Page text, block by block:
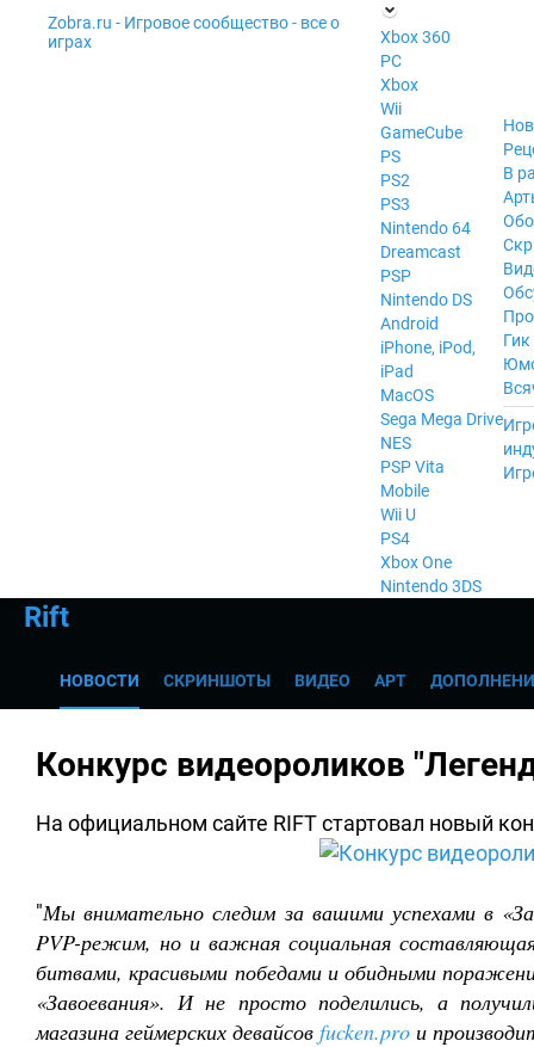
Zobra.ru - Игровое сообщество - все о
играх
П
ла
т
ф
ор
м
ы
Xbox 360
PC
Xbox
Wii
GameCube
PS
PS2
PS3
Nintendo 64
Dreamcast
PSP
Nintendo DS
Android
iPhone, iPod,
iPad
MacOS
Sega Mega Drive
NES
PSP Vita
Mobile
Wii U
PS4
Xbox One
Nintendo 3DS
В
Гик
Rift
НОВОСТИ СКРИНШОТЫ ВИДЕО АРТ
Конкурс видеороликов
На официальном сайте RIFT стартовал новый
"Мы внимательно следим за вашими успехами в
PVP-режим, но и важная социальная
битвами, красивыми победами и обидными
«Завоевания». И не просто поделились, а
магазина геймерских девайсов fucken.pro и